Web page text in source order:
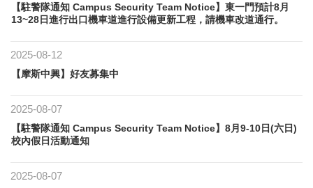
【駐警隊通知 Campus Security Team Notice】東一門預計8月
13~28日進行出口機車道進行設備更新工程，請機車改道通行。
2025-08-12
【摩斯中興】好友募集中
2025-08-07
【駐警隊通知 Campus Security Team Notice】8月9-10日(六日)
校內假日活動通知
2025-08-07